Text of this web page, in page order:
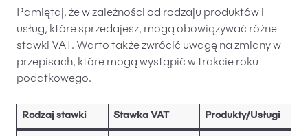
Pamiętaj, że w zależności od rodzaju produktów i
usług, które sprzedajesz, mogą obowiązywać różne
stawki VAT. Warto także zwrócić uwagę na zmiany w
przepisach, które mogą wystąpić w trakcie roku
podatkowego.
Rodzaj stawki Stawka VAT Produkty/Usługi